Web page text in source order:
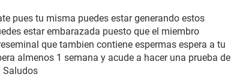
pues tu misma puedes estar generando estos
estar embarazada puesto que el miembro
que tambien contiene espermas espera a tu
almenos 1 semana y acude a hacer una prueba de
Saludos